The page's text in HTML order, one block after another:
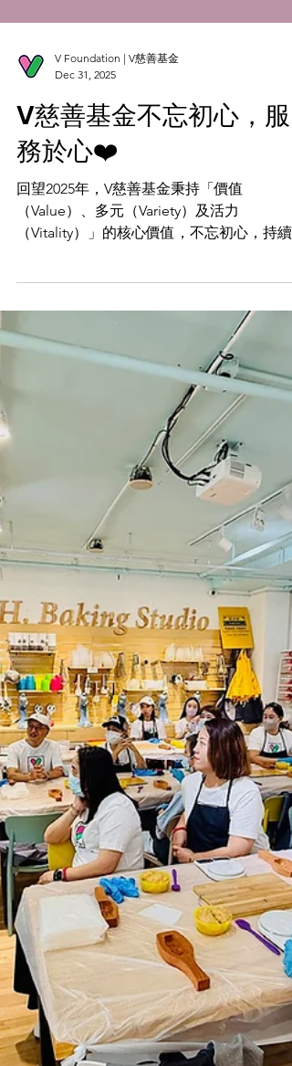
(V愛共享)」及「V Are Here (V愛共行)」，透
我們誠摯歡迎更多新力量的加入👍🏻，與我們
攜手同行，共同策劃和拓展多元化的活動和
務，推動社會進步，創造一個更加美好的未
來！ 歡迎各位熱心人透過以下👇🏻連結加入V
慈善基金義工隊
🤲🏻❤️透過愛心捐獻支持V慈善基金，捐款
港幣100元或以
V Foundation | V慈善基金
Dec 31, 2025
V慈善基金不忘初心，服
務於心❤️
回望2025年，V慈善基金秉持「價值
手合作，舉辦超過50場服務，直接惠及基層
童、獨居及雙老長者、無家者及智障學童等
超過3500人次受惠。 這些活動不僅提供實質
支援，更重要的是傳遞溫暖與希望，讓受惠
感受到社會的關愛與支持。每一場活動的背
後，都凝聚無數義工的無私奉獻，以及受惠
正面回饋與鼓勵。正是這些力量，推動我們
斷前進，舉辦更多活動，促進社會共融。 展
望2026年，V慈善基金將繼續努力💪🏻，舉
更多有意義的活動，服務更多有需要的人士
V慈善基金旗下重點項目 - V Study將於2026
第一季展開一個全新助學大型項目，敬請期
待❣️ 最後，感謝所有義工的一路同行，讓我
共同建造一個更溫暖、更有愛的社會！祝願
家健康平安、萬事如意！ #Vfoundation #V慈
善基金 #V慈善基金義工隊 #義工活動 #義工招
募 #慈善 #新年快樂 #hkcharity
#charityfoundatio